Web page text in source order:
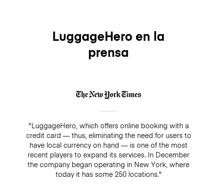
LuggageHero en la
prensa
"LuggageHero, which offers online booking with a
credit card — thus, eliminating the need for users to
have local currency on hand — is one of the most
recent players to expand its services. In December
the company began operating in New York, where
today it has some 250 locations."